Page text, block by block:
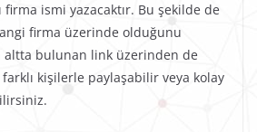
firma ismi yazacaktır. Bu şekilde de
firma üzerinde olduğunu
altta bulunan link üzerinden de
kişilerle paylaşabilir veya kolay